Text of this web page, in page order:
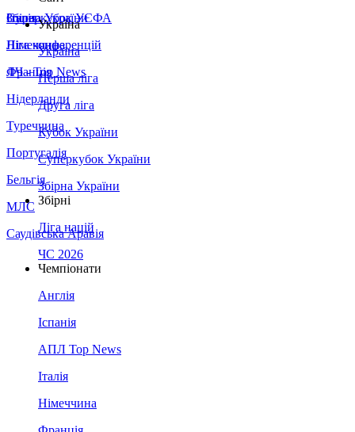
Збірна України
Італія
Німеччина
Франція
Нідерланди
Туреччина
Португалія
Бельгія
МЛС
Саудівська Аравія
Суперкубок УЄФА
Ліга конференцій
ЛЧ - Top News
Україна
Україна
Перша ліга
Друга ліга
Кубок України
Суперкубок України
Збірна України
Збірні
Ліга націй
ЧС 2026
Чемпіонати
Англія
Іспанія
АПЛ Top News
Італія
Німеччина